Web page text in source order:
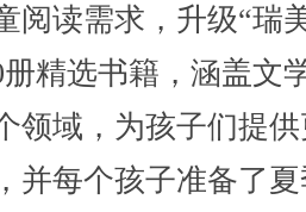
阅读需求，升级“瑞
册精选书籍，涵盖文
领域，为孩子们提
并每个孩子准备了